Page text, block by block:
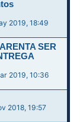
2019, 18:49
SER
2019, 10:36
2018, 19:57